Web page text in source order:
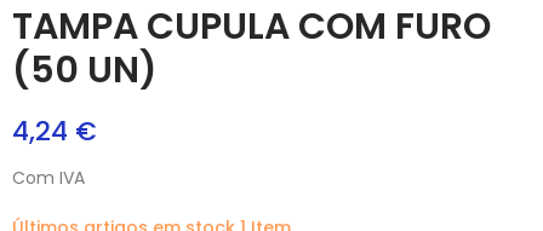
TAMPA CUPULA COM FURO
(50 UN)
4,24 €
Com IVA